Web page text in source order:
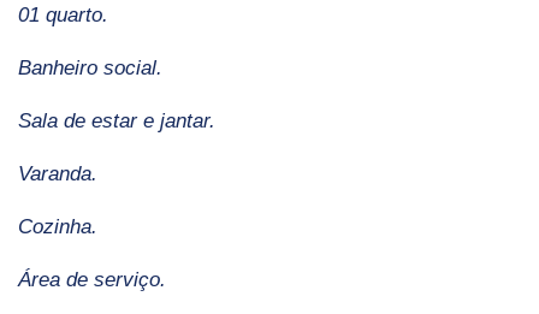
01 quarto.
Banheiro social.
Sala de estar e jantar.
Varanda.
Cozinha.
Área de serviço.